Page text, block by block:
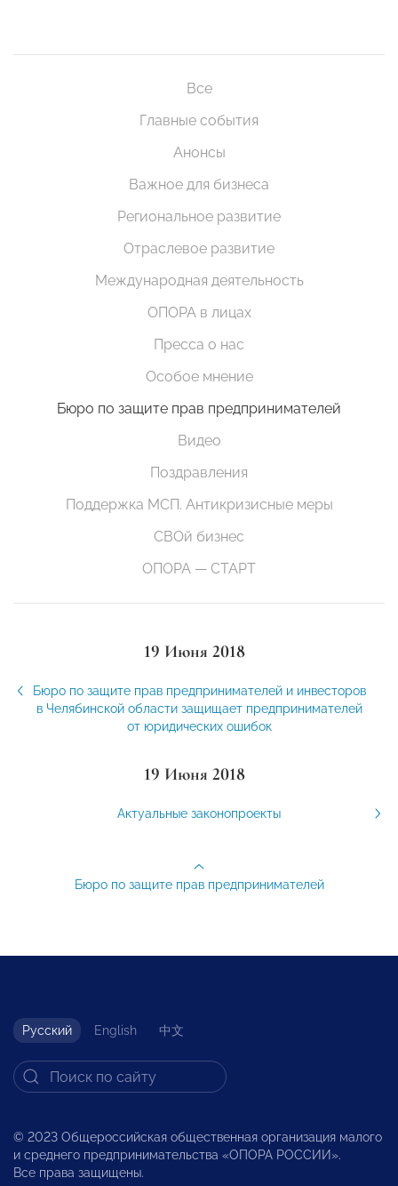
Все
Главные события
Анонсы
Важное для бизнеса
Региональное развитие
Отраслевое развитие
Международная деятельность
ОПОРА в лицах
Пресса о нас
Особое мнение
Бюро по защите прав предпринимателей
Видео
Поздравления
Поддержка МСП. Антикризисные меры
СВОй бизнес
ОПОРА — СТАРТ
19 Июня 2018
Бюро по защите прав предпринимателей и инвесторов
в Челябинской области защищает предпринимателей
от юридических ошибок
19 Июня 2018
Актуальные законопроекты
Бюро по защите прав предпринимателей
Русский English 中文
© 2023 Общероссийская общественная организация малого
и среднего предпринимательства «ОПОРА РОССИИ».
Все права защищены.